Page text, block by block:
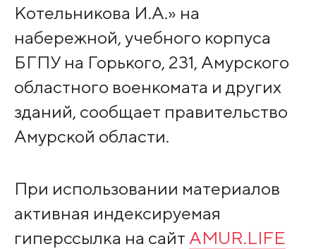
Котельникова И.А.» на
набережной, учебного корпуса
БГПУ на Горького, 231, Амурского
областного военкомата и других
зданий, сообщает правительство
Амурской области.
При использовании материалов
активная индексируемая
гиперссылка на сайт AMUR.LIFE